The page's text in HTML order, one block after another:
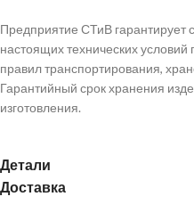
Предприятие СТиВ гарантирует
настоящих технических
правил транспортирования,
Гарантийный срок хранения
изготовления.
Детали
Доставка